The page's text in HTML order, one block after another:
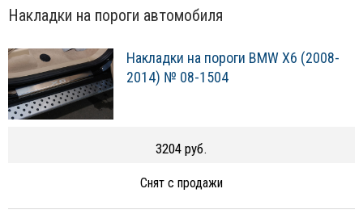
Накладки на пороги автомобиля
Накладки на пороги BMW X6 (2008-
2014) № 08-1504
3204 руб.
Снят с продажи